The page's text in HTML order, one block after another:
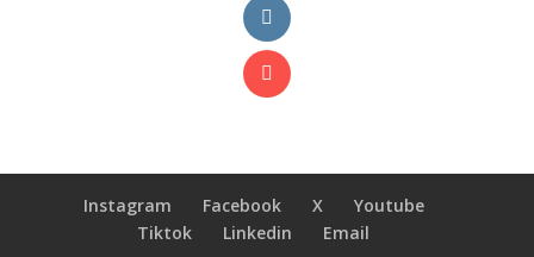
Instagram Facebook X
Youtube
Tiktok
Linkedin Email